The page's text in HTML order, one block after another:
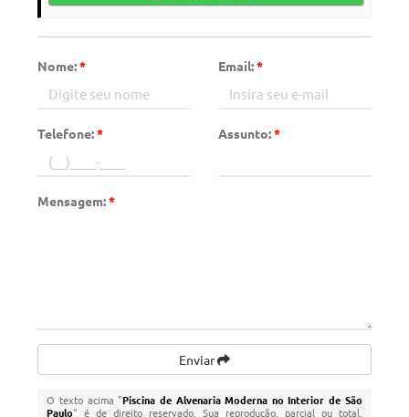
Nome:* Email:*
Telefone:* Assunto:*
Mensagem:*
Enviar
O texto acima "Piscina de Alvenaria Moderna no Interior de São
Paulo" é de direito reservado. Sua reprodução, parcial ou total,